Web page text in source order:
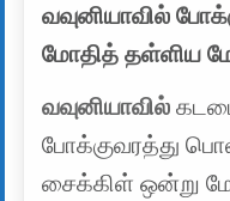
வவுனியாவில்
மோதித் தள்ளிய
வவுனியாவில்
போக்குவரத்து
சைக்கிள் ஒன்று